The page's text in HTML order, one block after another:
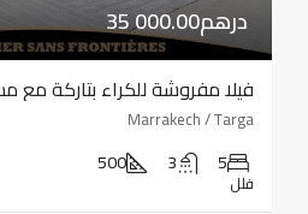
35 000.00درهم
فيلا مفروشة للكراء بتاركة مع
Marrakech / Targa
5
3
500
فلل